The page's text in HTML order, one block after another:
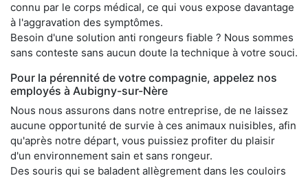
connu par le corps médical, ce qui vous expose davantage
à l'aggravation des symptômes.
Besoin d'une solution anti rongeurs fiable ? Nous sommes
sans conteste sans aucun doute la technique à votre souci.
Pour la pérennité de votre compagnie, appelez nos
employés à Aubigny-sur-Nère
Nous nous assurons dans notre entreprise, de ne laissez
aucune opportunité de survie à ces animaux nuisibles, afin
qu'après notre départ, vous puissiez profiter du plaisir
d'un environnement sain et sans rongeur.
Des souris qui se baladent allègrement dans les couloirs